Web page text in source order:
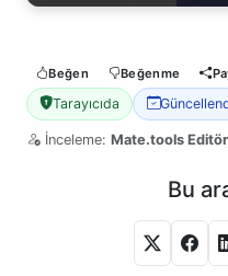
Beğen Beğenme
Tarayıcıda
İnceleme: Mate.tools
Bu